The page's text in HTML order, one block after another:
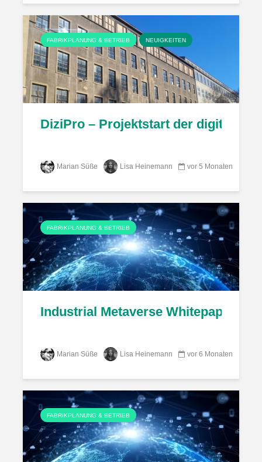
FABRIKPLANUNG & BETRIEB NEUIGKEITEN
DiziPro – Projektstart der digitalen
Marian Süße Lisa Heinemann vor 5 Monaten
FABRIKPLANUNG & BETRIEB
Industrial Metaverse Whitepaper
Marian Süße Lisa Heinemann vor 6 Monaten
FABRIKPLANUNG & BETRIEB